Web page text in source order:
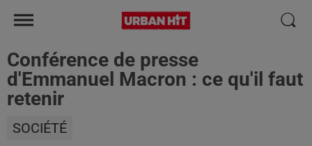
Conférence de presse
d'Emmanuel Macron : ce qu'il faut
retenir
SOCIÉTÉ